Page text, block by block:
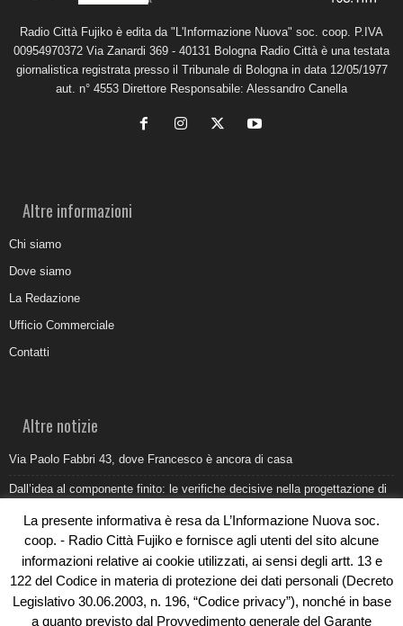
Radio Città Fujiko è edita da "L'Informazione Nuova" soc. coop. P.IVA
00954970372 Via Zanardi 369 - 40131 Bologna Radio Città è una testata
giornalistica registrata presso il Tribunale di Bologna in data 12/05/1977
aut. n° 4553 Direttore Responsabile: Alessandro Canella
Altre informazioni
Chi siamo
Dove siamo
La Redazione
Ufficio Commerciale
Contatti
Altre notizie
Via Paolo Fabbri 43, dove Francesco è ancora di casa
Dall’idea al componente finito: le verifiche decisive nella progettazione di
Belvedere Marittimo e il report ARPACAL 2026 sulla qualità del mare
Come organizzare e allestire una camera ardente per l’ultimo saluto
Umidità di risalita in casa, come riconoscere i segnali veri
La presente informativa è resa da L’Informazione Nuova soc.
coop. - Radio Città Fujiko e fornisce agli utenti del sito alcune
informazioni relative ai cookie utilizzati, ai sensi degli artt. 13 e
122 del Codice in materia di protezione dei dati personali (Decreto
Legislativo 30.06.2003, n. 196, “Codice privacy”), nonché in base
a quanto previsto dal Provvedimento generale del Garante